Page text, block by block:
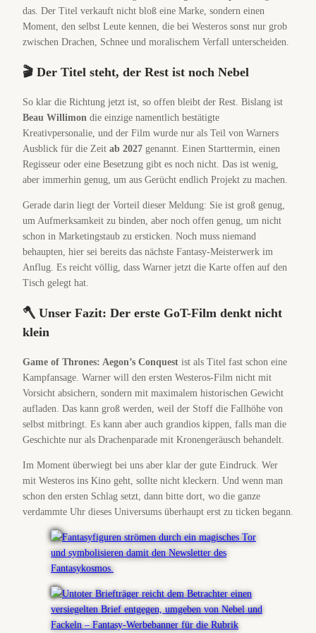
das. Der Titel verkauft nicht bloß eine Marke, sondern einen
Moment, den selbst Leute kennen, die bei Westeros sonst nur grob
zwischen Drachen, Schnee und moralischem Verfall unterscheiden.
🎬 Der Titel steht, der Rest ist noch Nebel
So klar die Richtung jetzt ist, so offen bleibt der Rest. Bislang ist
Beau Willimon die einzige namentlich bestätigte
Kreativpersonalie, und der Film wurde nur als Teil von Warners
Ausblick für die Zeit ab 2027 genannt. Einen Starttermin, einen
Regisseur oder eine Besetzung gibt es noch nicht. Das ist wenig,
aber immerhin genug, um aus Gerücht endlich Projekt zu machen.
Gerade darin liegt der Vorteil dieser Meldung: Sie ist groß genug,
um Aufmerksamkeit zu binden, aber noch offen genug, um nicht
schon in Marketingstaub zu ersticken. Noch muss niemand
behaupten, hier sei bereits das nächste Fantasy-Meisterwerk im
Anflug. Es reicht völlig, dass Warner jetzt die Karte offen auf den
Tisch gelegt hat.
🪓 Unser Fazit: Der erste GoT-Film denkt nicht
klein
Game of Thrones: Aegon’s Conquest ist als Titel fast schon eine
Kampfansage. Warner will den ersten Westeros-Film nicht mit
Vorsicht absichern, sondern mit maximalem historischen Gewicht
aufladen. Das kann groß werden, weil der Stoff die Fallhöhe von
selbst mitbringt. Es kann aber auch grandios kippen, falls man die
Geschichte nur als Drachenparade mit Kronengeräusch behandelt.
Im Moment überwiegt bei uns aber klar der gute Eindruck. Wer
mit Westeros ins Kino geht, sollte nicht kleckern. Und wenn man
schon den ersten Schlag setzt, dann bitte dort, wo die ganze
verdammte Uhr dieses Universums überhaupt erst zu ticken begann.